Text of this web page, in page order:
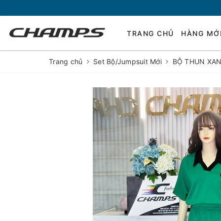
TRANG CHỦ HÀNG
Trang chủ Set Bộ/Jumpsuit Mới BỘ THUN